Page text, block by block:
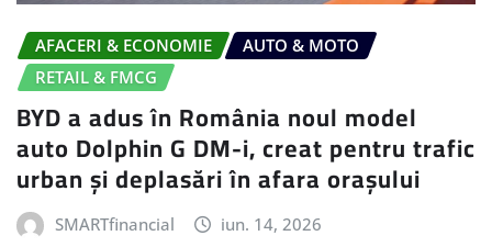
AFACERI & ECONOMIE
AUTO & MOTO
RETAIL & FMCG
BYD a adus în România noul model
auto Dolphin G DM-i, creat pentru trafic
urban și deplasări în afara orașului
SMARTfinancial iun. 14, 2026